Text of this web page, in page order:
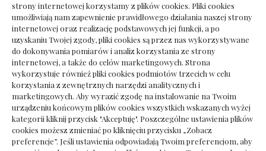
strony internetowej korzystamy z plików cookies. Pliki cookies
umożliwiają nam zapewnienie prawidłowego działania naszej strony
internetowej oraz realizację podstawowych jej funkcji, a po
uzyskaniu Twojej zgody, pliki cookies są przez nas wykorzystywane
do dokonywania pomiarów i analiz korzystania ze strony
internetowej, a także do celów marketingowych. Strona
wykorzystuje również pliki cookies podmiotów trzecich w celu
korzystania z zewnętrznych narzędzi analitycznych i
marketingowych. Aby wyrazić zgodę na instalowanie na Twoim
urządzeniu końcowym plików cookies wszystkich wskazanych wyżej
kategorii kliknij przycisk "Akceptuję". Poszczególne ustawienia plików
cookies możesz zmieniać po kliknięciu przycisku „Zobacz
preferencje”. Jeśli ustawienia odpowiadają Twoim preferencjom, aby
Deska podłogowa do salonu: jak wybrać bez
pośpiechu